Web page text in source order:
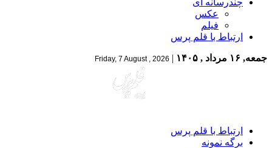
چندرسانه ای
عکس
فیلم
ارتباط با قلم پرس
جمعه, ۱۶ مرداد , ۱۴۰۵ |
Friday, 7 August , 2026
ارتباط با قلم پرس
برگه نمونه